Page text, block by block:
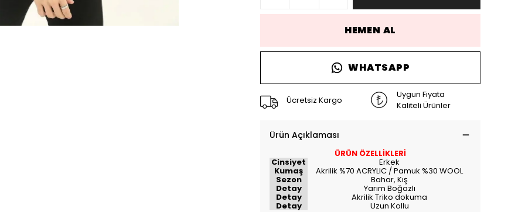
HEMEN AL
WHATSAPP
Ücretsiz Kargo
Uygun Fiyata
Kaliteli Ürünler
Ürün Açıklaması
ÜRÜN ÖZELLİKLERİ
Cinsiyet Erkek
Kumaş Akrilik %70 ACRYLIC / Pamuk %30 WOOL
Sezon Bahar, Kış
Detay Yarım Boğazlı
Detay Akrilik Triko dokuma
Detay Uzun Kollu